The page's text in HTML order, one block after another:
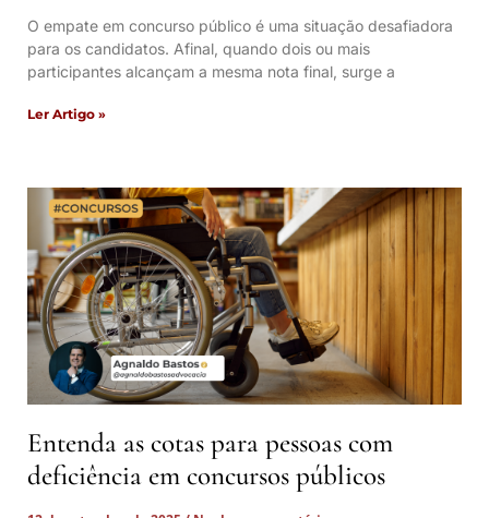
O empate em concurso público é uma situação desafiadora
para os candidatos. Afinal, quando dois ou mais
participantes alcançam a mesma nota final, surge a
Ler Artigo »
Entenda as cotas para pessoas com
deficiência em concursos públicos